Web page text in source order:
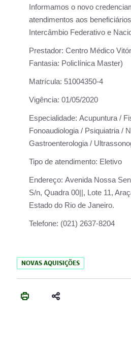
Informamos o novo
atendimentos aos
Intercâmbio Federativo e
Prestador: Centro Médico
Fantasia: Policlínica Master)
Matrícula: 51004350-4
Vigência: 01/05/2020
Especialidade: Acupuntura /
Fonoaudiologia / Psiquiatria /
Gastroenterologia /
Tipo de atendimento: Eletivo
Endereço: Avenida Nossa
S/n, Quadra 00||, Lote 11,
Estado do Rio de Janeiro.
Telefone: (021) 2637-8204
NOVAS AQUISIÇÕES